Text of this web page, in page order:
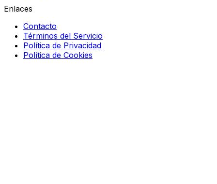
Enlaces
Contacto
Términos del Servicio
Política de Privacidad
Política de Cookies